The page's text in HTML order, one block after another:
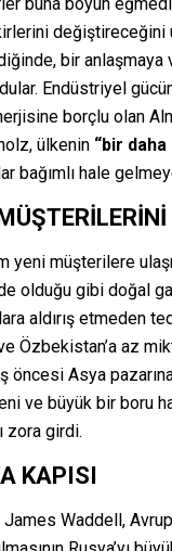
değiştireceğini
bir anlaşmaya
Endüstriyel
borçlu olan
ülkenin “bir daha
bağımlı hale
yeni müşterilere
olduğu gibi doğal
aldırış etmeden
Özbekistan’a az
öncesi Asya
ve büyük bir boru
zora girdi.
KAPISI
Waddell,